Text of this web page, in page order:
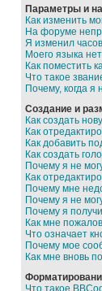
Параметры и
Как изменить
На форуме
Я изменил
Моего языка
Как поместить
Что такое
Почему, когда
Создание и
Как создать
Как
Как добавить
Как создать
Почему я не
Как
Почему мне
Почему я не
Почему я
Как мне
Что означает
Почему мое
Как мне вновь
Что такое